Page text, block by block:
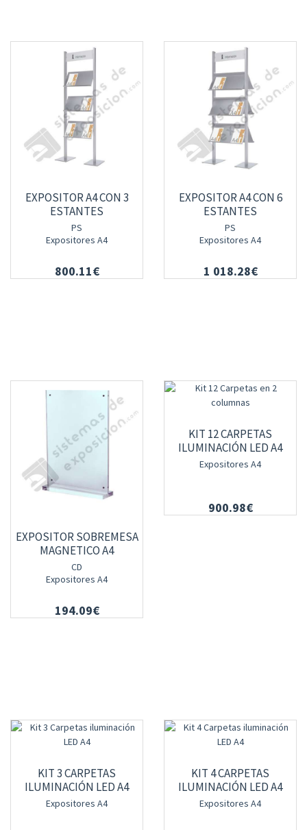
EXPOSITOR A4 CON 3
ESTANTES
PS
Expositores A4
800.11€
EXPOSITOR A4 CON 6
ESTANTES
PS
Expositores A4
1 018.28€
EXPOSITOR SOBREMESA
MAGNETICO A4
CD
Expositores A4
194.09€
KIT 12 CARPETAS
ILUMINACIÓN LED A4
Expositores A4
900.98€
KIT 3 CARPETAS
ILUMINACIÓN LED A4
Expositores A4
KIT 4 CARPETAS
ILUMINACIÓN LED A4
Expositores A4